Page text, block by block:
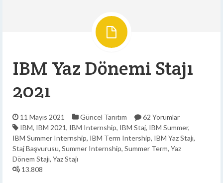
IBM Yaz Dönemi Stajı
2021
11 Mayıs 2021 Güncel Tanıtım
62 Yorumlar
IBM, IBM 2021, IBM Internship, IBM Staj, IBM Summer,
IBM Summer Internship, IBM Term Intership, IBM Yaz Stajı,
Staj Başvurusu, Summer Internship, Summer Term, Yaz
Dönem Stajı, Yaz Stajı
13.808